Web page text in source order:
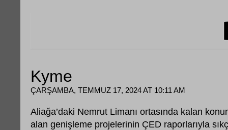
Kyme
ÇARŞAMBA, TEMMUZ 17, 2024 AT 10:11 AM
Aliağa’daki Nemrut Limanı ortasında kalan
alan genişleme projelerinin ÇED raporlarıyla